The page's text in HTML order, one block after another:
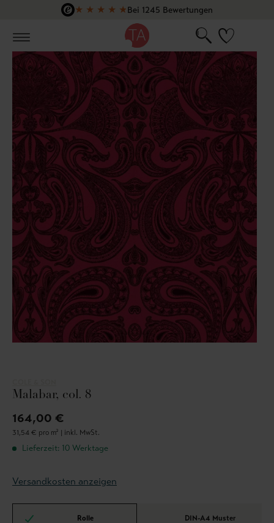
Zum Hauptinhalt springen
★ ★ ★ ★ ★Bei 1245 Bewertungen
Malabar, col. 8
164,00 €
31,54 € pro m² | inkl. MwSt.
Lieferzeit: 10 Werktage
Versandkosten anzeigen
Rolle DIN-A4 Muster